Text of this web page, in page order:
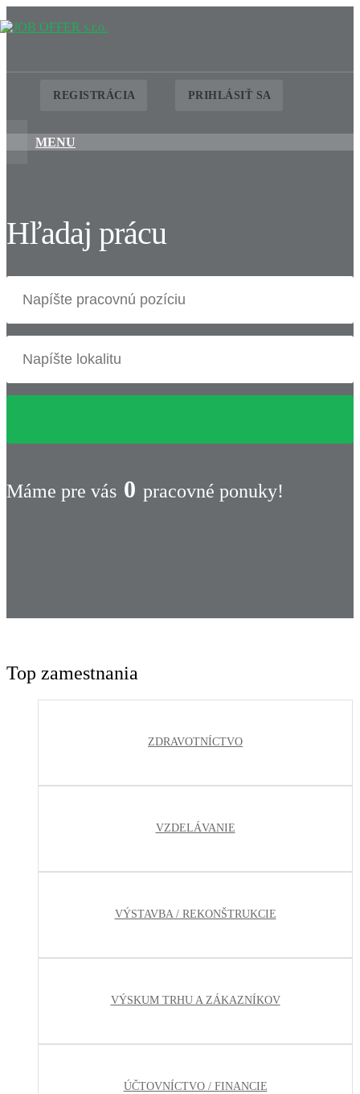
REGISTRÁCIA PRIHLÁSIŤ SA
MENU
Hľadaj prácu
Máme pre vás 0 pracovné ponuky!
Top zamestnania
ZDRAVOTNÍCTVO
VZDELÁVANIE
VÝSTAVBA / REKONŠTRUKCIE
VÝSKUM TRHU A ZÁKAZNÍKOV
ÚČTOVNÍCTVO / FINANCIE